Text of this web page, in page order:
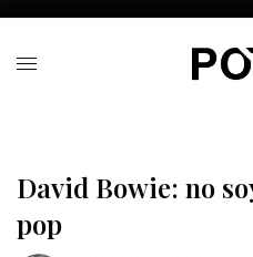
David Bowie: no
pop